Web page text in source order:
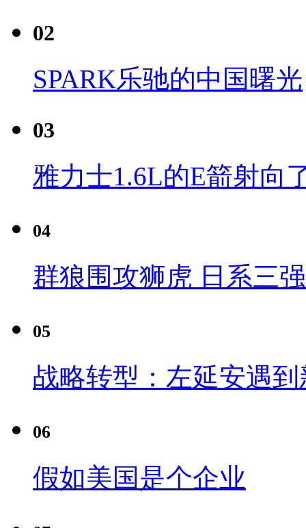
02
SPARK乐驰的中国曙光
03
雅力士1.6L的E箭射向
04
群狼围攻狮虎 日系三
05
战略转型：左延安遇
06
假如美国是个企业